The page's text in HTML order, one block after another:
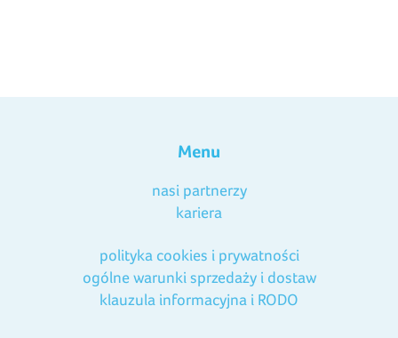
Menu
nasi partnerzy
kariera
polityka cookies i prywatności
ogólne warunki sprzedaży i dostaw
klauzula informacyjna i RODO